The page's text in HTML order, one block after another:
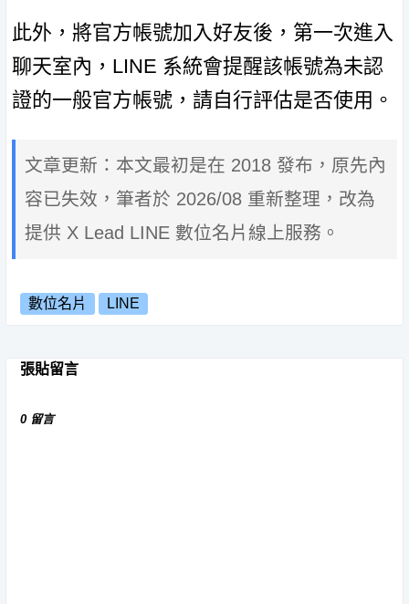
此外，將官方帳號加入好友後，第一次進入
聊天室內，LINE 系統會提醒該帳號為未認
證的一般官方帳號，請自行評估是否使用。
文章更新：本文最初是在 2018 發布，原先內
容已失效，筆者於 2026/08 重新整理，改為
提供 X Lead LINE 數位名片線上服務。
數位名片 LINE
張貼留言
0 留言